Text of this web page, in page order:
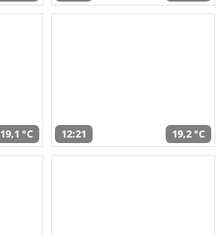
19,1 °C 12:21 19,2 °C